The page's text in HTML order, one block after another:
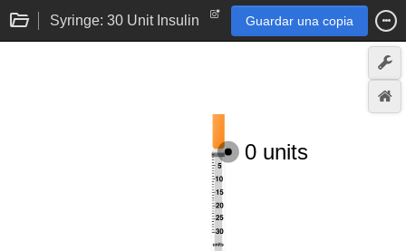
Syringe: 30 Unit Insulin Guardar una copia